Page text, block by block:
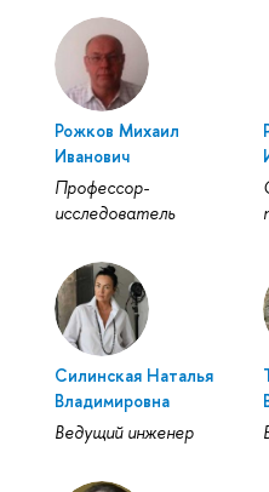
Рожков Михаил
Иванович
Профессор-
исследователь
Силинская Наталья
Владимировна
Ведущий инженер